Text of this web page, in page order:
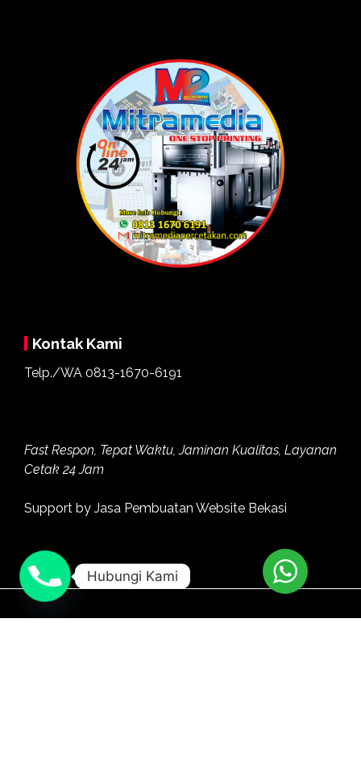
Kontak Kami
Telp./WA 0813-1670-6191
Fast Respon, Tepat Waktu, Jaminan Kualitas, Layanan
Cetak 24 Jam
Support by Jasa Pembuatan Website Bekasi
Hubungi Kami